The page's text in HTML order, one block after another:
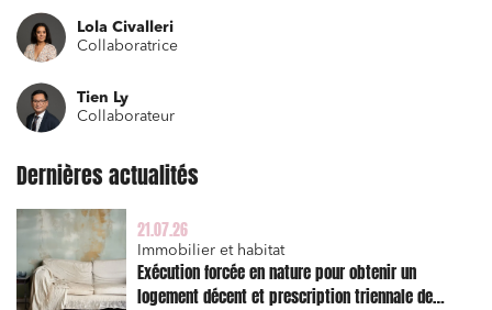
Lola Civalleri
Collaboratrice
Tien Ly
Collaborateur
Dernières actualités
21.07.26
Immobilier et habitat
Exécution forcée en nature pour obtenir un
logement décent et prescription triennale de